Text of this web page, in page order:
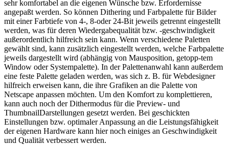
sehr komfortabel an die eigenen Wünsche bzw. Erfordernisse
angepaßt werden. So können Dithering und Farbpalette für Bilder
mit einer Farbtiefe von 4-, 8-oder 24-Bit jeweils getrennt eingestellt
werden, was für deren Wiedergabequalität bzw. -geschwindigkeit
außerordentlich hilfreich sein kann. Wenn verschiedene Paletten
gewählt sind, kann zusätzlich eingestellt werden, welche Farbpalette
jeweils dargestellt wird (abhängig von Mausposition, getopp-tem
Window oder Systempalette). In der Palettenanwahl kann außerdem
eine feste Palette geladen werden, was sich z. B. für Webdesigner
hilfreich erweisen kann, die ihre Grafiken an die Palette von
Netscape anpassen möchten. Um den Komfort zu komplettieren,
kann auch noch der Dithermodus für die Preview- und
ThumbnailDarstellungen gesetzt werden. Bei geschickten
Einstellungen bzw. optimaler Anpassung an die Leistungsfähigkeit
der eigenen Hardware kann hier noch einiges an Geschwindigkeit
und Qualität verbessert werden.